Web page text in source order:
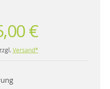
€
Versand*